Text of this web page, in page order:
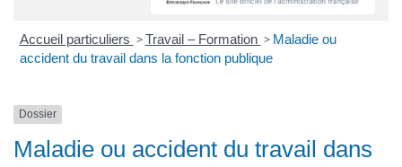
Accueil particuliers > Travail – Formation > Maladie ou
accident du travail dans la fonction publique
Dossier
Maladie ou accident du travail dans